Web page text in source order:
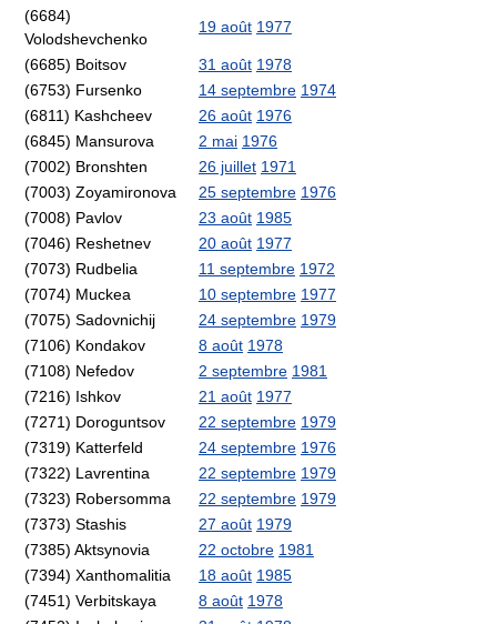
(6684)
Volodshevchenko
19 août 1977
(6685) Boitsov 31 août 1978
(6753) Fursenko
14 septembre 1974
(6811) Kashcheev
26 août 1976
(6845) Mansurova
2 mai 1976
(7002) Bronshten
26 juillet 1971
(7003) Zoyamironova
25 septembre 1976
(7008) Pavlov
23 août 1985
(7046) Reshetnev
20 août 1977
(7073) Rudbelia
11 septembre 1972
(7074) Muckea
10 septembre 1977
(7075) Sadovnichij
24 septembre 1979
(7106) Kondakov
8 août 1978
(7108) Nefedov
2 septembre 1981
(7216) Ishkov
21 août 1977
(7271) Doroguntsov
22 septembre 1979
(7319) Katterfeld
24 septembre 1976
(7322) Lavrentina
22 septembre 1979
(7323) Robersomma
22 septembre 1979
(7373) Stashis
27 août 1979
(7385) Aktsynovia
22 octobre 1981
(7394) Xanthomalitia
18 août 1985
(7451) Verbitskaya
8 août 1978